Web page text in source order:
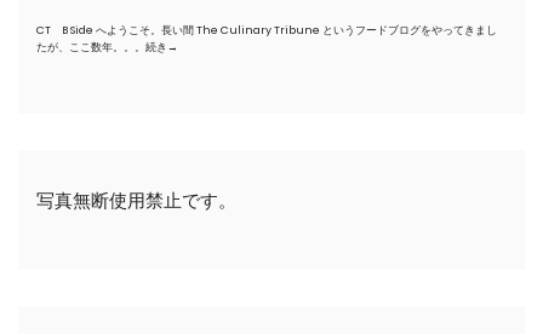
CT B Side へようこそ。長い間 The Culinary Tribune というフードブログをやってきまし
たが、ここ数年。。。 続き→
写真無断使用禁止です。